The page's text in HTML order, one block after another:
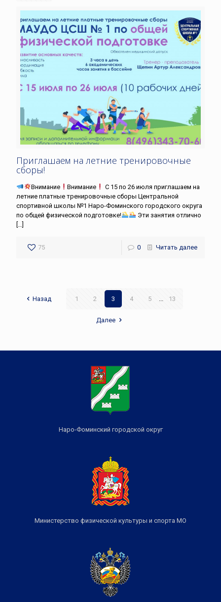
Приглашаем на летние тренировочные
сборы!
Внимание Внимание
С 15 по 26 июля приглашаем на
летние платные тренировочные сборы Центральной
спортивной школы №1 Наро-Фоминского городского округа
по общей физической подготовке!
Эти занятия отлично
[…]
75 0 Читать далее
Назад 1 2 3 4 5 13
Далее
Наро-Фоминский городской округ
Министерство физической культуры и спорта МО